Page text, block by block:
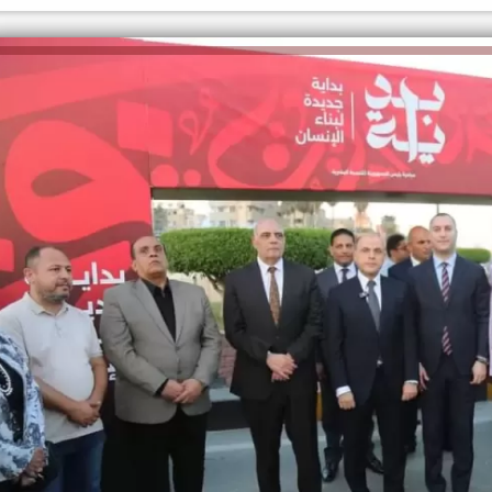
إلهام شرشر تكتب: دي مبقتش كورة..
دي سياسة
الكاتبة إلهام شرشر تهنئ الرئيس
السيسي بعيد ميلاده وتُشيد بجهوده
في بناء الدولة